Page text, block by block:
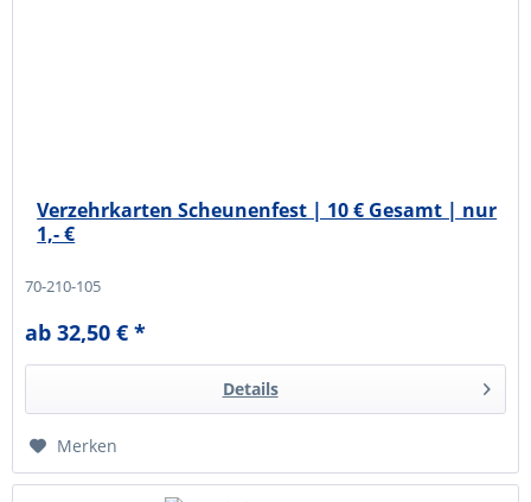
Verzehrkarten Scheunenfest | 10 € Gesamt | nur
1,- €
70-210-105
ab 32,50 € *
Details
Merken